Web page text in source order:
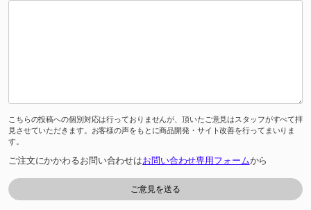
こちらの投稿への個別対応は行っておりませんが、頂いたご意見はスタッフがすべて拝
見させていただきます。お客様の声をもとに商品開発・サイト改善を行ってまいりま
す。
ご注文にかかわるお問い合わせはお問い合わせ専用フォームから